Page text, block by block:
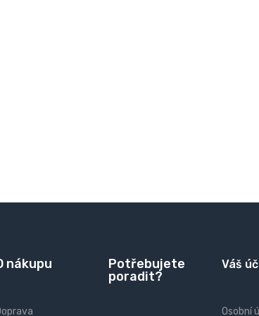
nákupu
Potřebujete
poradit?
Váš
Osobní